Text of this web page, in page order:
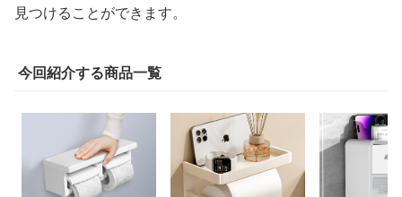
見つけることができます。
今回紹介する商品一覧